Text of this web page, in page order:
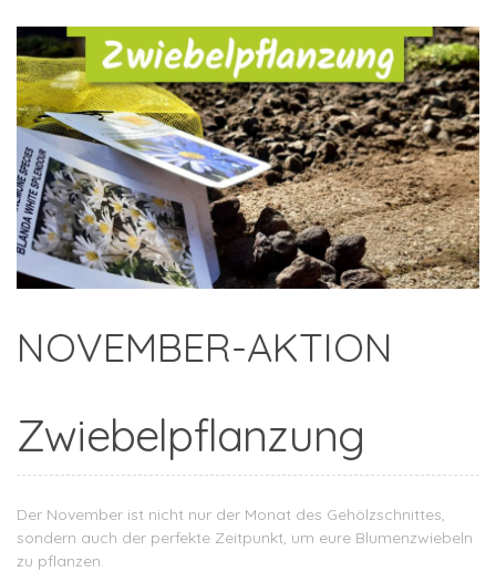
NOVEMBER-AKTION
Zwiebelpflanzung
Der November ist nicht nur der Monat des Gehölzschnittes,
sondern auch der perfekte Zeitpunkt, um eure Blumenzwiebeln
zu pflanzen.